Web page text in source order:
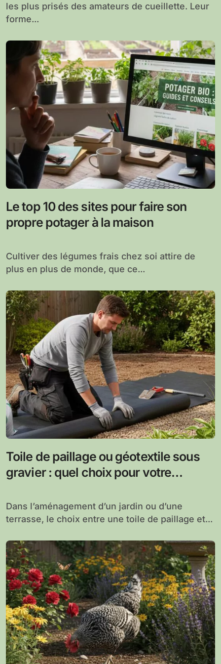
les plus prisés des amateurs de cueillette. Leur
forme...
Le top 10 des sites pour faire son
propre potager à la maison
Cultiver des légumes frais chez soi attire de
plus en plus de monde, que ce...
Toile de paillage ou géotextile sous
gravier : quel choix pour votre
Dans l’aménagement d’un jardin ou d’une
terrasse, le choix entre une toile de paillage et...